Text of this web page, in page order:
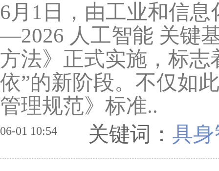
6月1日，由工业和信
—2026 人工智能 关键
方法》正式实施，标志
依”的新阶段。不仅如
管理规范》标准..
06-01 10:54 关键词： 具